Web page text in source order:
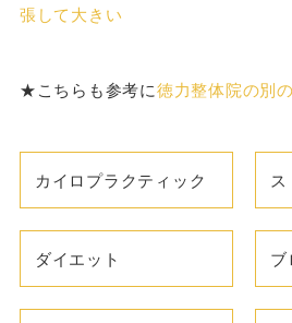
張して大きい
★こちらも参考に徳力整体院の別
カイロプラクティック
ダイエット ブ